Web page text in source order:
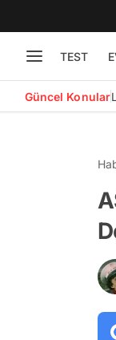
TEST
Güncel Konular